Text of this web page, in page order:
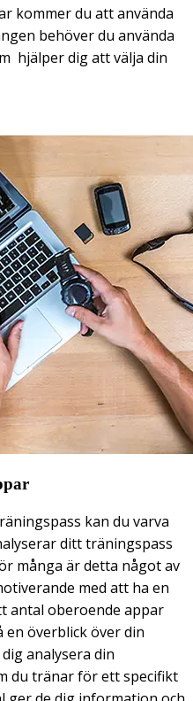
kommer du att använda
behöver du använda
hjälper dig att välja din
kan du varva
ditt träningspass
många är detta något av
med att ha en
antal oberoende appar
en överblick över din
analysera din
du tränar för ett specifikt